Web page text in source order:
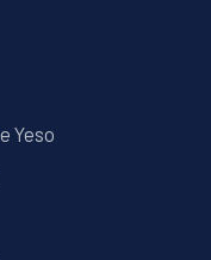
Yeso